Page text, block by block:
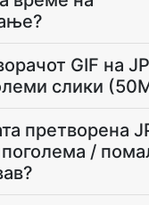
GIF на
слики
претворена
поголема /